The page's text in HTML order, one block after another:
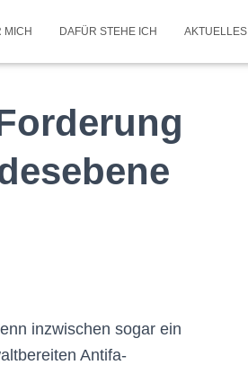
MICH DAFÜR STEHE ICH AKTUELLES
inzwischen sogar ein
Antifa-